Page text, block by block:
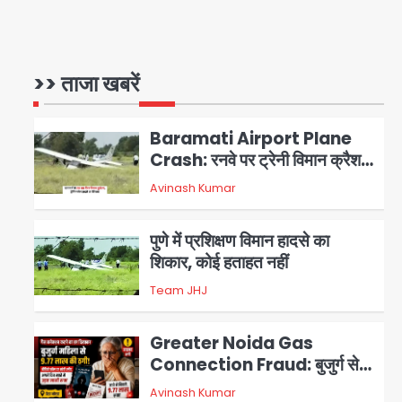
>> ताजा खबरें
2
3
पुणे में प्रशिक्षण विमान हादसे का
शिकार, कोई हताहत नहीं
Team JHJ
4
Greater Noida Gas
Connection Fraud: बुजुर्ग से
वीडियो कॉल पर 9.77 लाख की साइबर
फ्रॉड
Avinash Kumar
Taylor Swift: ट्रंप कैंपेन-व्हाइट
हाउस पोस्ट से हटाए गए गाने, जानें पूरा
विवाद
Avinash Kumar